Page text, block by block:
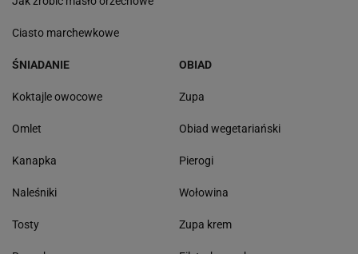
Ciasto marchewkowe
ŚNIADANIE
Koktajle owocowe
Omlet
Kanapka
Naleśniki
Tosty
OBIAD
Zupa
Obiad wegetariański
Pierogi
Wołowina
Zupa krem